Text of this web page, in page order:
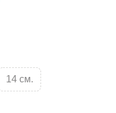
14 см.